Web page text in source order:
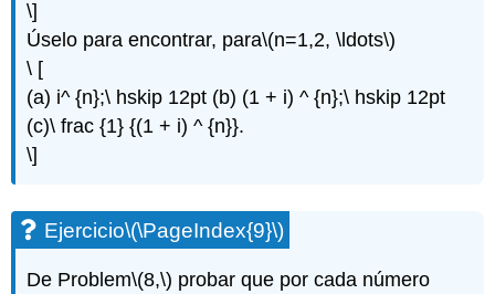
\]
Úselo para encontrar, para\(n=1,2, \ldots\)
\ [
(a) i^ {n};\ hskip 12pt (b) (1 + i) ^ {n};\ hskip 12pt
(c)\ frac {1} {(1 + i) ^ {n}}.
\]
Ejercicio\(\PageIndex{9}\)
De Problem\(8,\) probar que por cada número